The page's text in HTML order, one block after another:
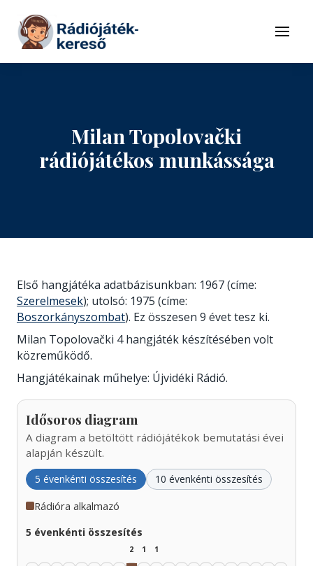
Tovább a tartalomhoz
Menü
Milan Topolovački
rádiójátékos munkássága
Első hangjátéka adatbázisunkban: 1967 (címe:
Szerelmesek); utolsó: 1975 (címe:
Boszorkányszombat). Ez összesen 9 évet tesz ki.
Milan Topolovački 4 hangjáték készítésében volt
közreműködő.
Hangjátékainak műhelye: Újvidéki Rádió.
Idősoros diagram
A diagram a betöltött rádiójátékok bemutatási évei
alapján készült.
5 évenkénti összesítés 10 évenkénti összesítés
Rádióra alkalmazó
5 évenkénti összesítés
2 1 1